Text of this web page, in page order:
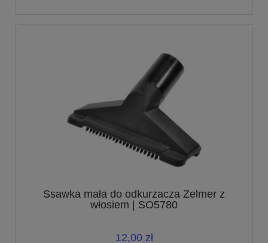
Ssawka mała do odkurzacza Zelmer z
włosiem | SO5780
12,00 zł